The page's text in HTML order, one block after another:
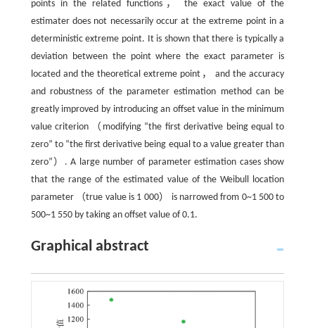
points in the related functions， the exact value of the
estimater does not necessarily occur at the extreme point in a
deterministic extreme point. It is shown that there is typically a
deviation between the point where the exact parameter is
located and the theoretical extreme point， and the accuracy
and robustness of the parameter estimation method can be
greatly improved by introducing an offset value in the minimum
value criterion （modifying “the first derivative being equal to
zero” to “the first derivative being equal to a value greater than
zero”）. A large number of parameter estimation cases show
that the range of the estimated value of the Weibull location
parameter （true value is 1 000） is narrowed from 0~1 500 to
500~1 550 by taking an offset value of 0.1.
Graphical abstract